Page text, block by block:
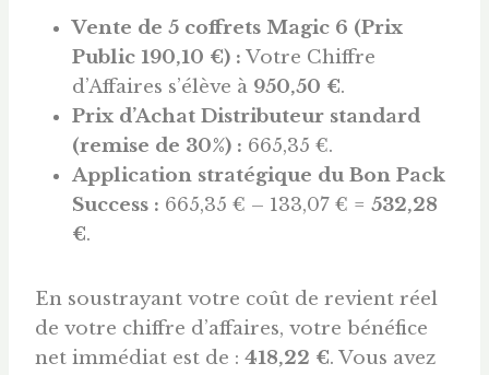
Vente de 5 coffrets Magic 6 (Prix
Public 190,10 €) : Votre Chiffre
d’Affaires s’élève à 950,50 €.
Prix d’Achat Distributeur standard
(remise de 30%) : 665,35 €.
Application stratégique du Bon Pack
Success : 665,35 € – 133,07 € = 532,28
€.
En soustrayant votre coût de revient réel
de votre chiffre d’affaires, votre bénéfice
net immédiat est de : 418,22 €. Vous avez